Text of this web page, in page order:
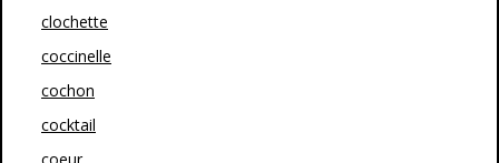
clochette
coccinelle
cochon
cocktail